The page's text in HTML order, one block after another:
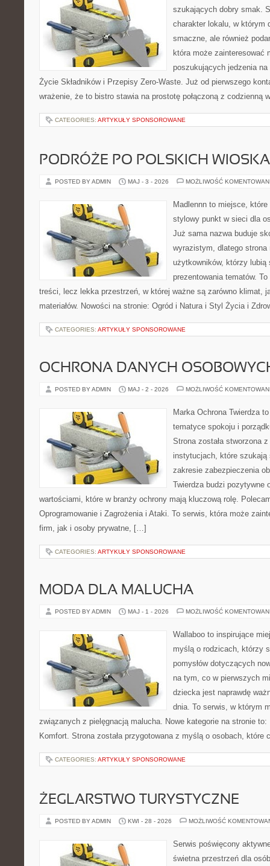
szukających dobry smak.
charakter lokalu, w którym
smaczne, ale również
która może zainteresować
poszukujących jedzenia
Życie Składników i Przepisy Zero-Waste. Już od pierwszego
wrażenie, że to bistro stawia na prostotę połączoną z codzienną
CATEGORIES: ARTYKUŁY SPONSOROWANE
PODRÓŻE PO POLSKICH
POSTED BY ADMIN MAJ - 3 - 2026 MOŻLIWOŚĆ
Madlennn to miejsce,
stylowy punkt w sieci dla
Już sama nazwa buduje
wyrazistym, dlatego
użytkowników, którzy lubią
prezentowania tematów.
treści, lecz lekka przestrzeń, w której ważne są zarówno klimat,
materiałów. Nowości na stronie: Ogród i Natura i Styl Życia i
CATEGORIES: ARTYKUŁY SPONSOROWANE
OCHRONA DANYCH
POSTED BY ADMIN MAJ - 2 - 2026 MOŻLIWOŚĆ
Marka Ochrona Twierdza
tematyce spokoju i
Strona została stworzona
instytucjach, które szukają
zakresie zabezpieczenia
Twierdza budzi pozytywne
wartościami, które w branży ochrony mają kluczową rolę.
Oprogramowanie i Zagrożenia i Ataki. To serwis, która może
firm, jak i osoby prywatne, […]
CATEGORIES: ARTYKUŁY SPONSOROWANE
MODA DLA MALUCHA
POSTED BY ADMIN MAJ - 1 - 2026 MOŻLIWOŚĆ
Wallaboo to inspirujące
myślą o rodzicach, którzy
pomysłów dotyczących
na tym, co w pierwszych
dziecka jest naprawdę
dnia. To serwis, w którym
związanych z pielęgnacją malucha. Nowe kategorie na stronie
Komfort. Strona została przygotowana z myślą o osobach,
CATEGORIES: ARTYKUŁY SPONSOROWANE
ŻEGLARSTWO TURYSTYCZNE
POSTED BY ADMIN KWI - 28 - 2026 MOŻLIWOŚĆ
Serwis poświęcony
świetna przestrzeń dla